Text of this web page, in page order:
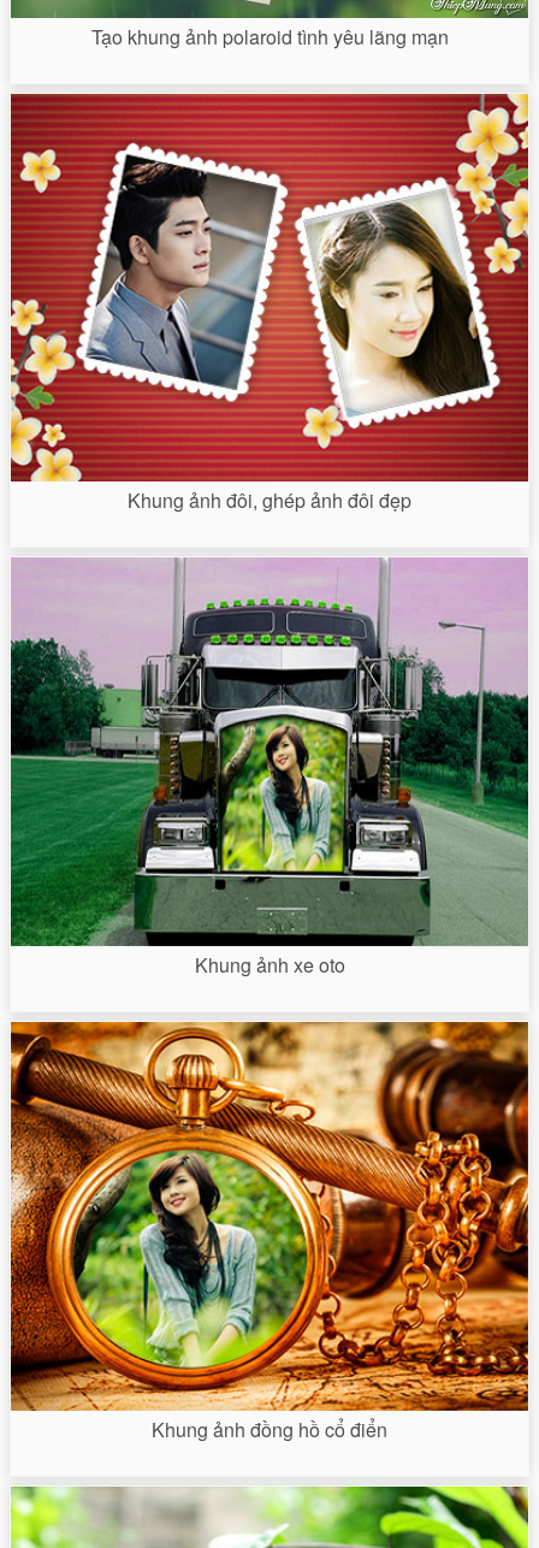
Tạo khung ảnh polaroid tình yêu lãng mạn
Khung ảnh đôi, ghép ảnh đôi đẹp
Khung ảnh xe oto
Khung ảnh đồng hồ cổ điển